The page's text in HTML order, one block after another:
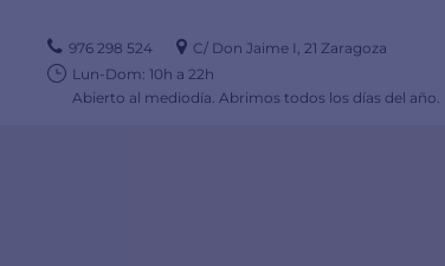
976 298 524
C/ Don Jaime I, 21 Zaragoza
Lun-Dom: 10h a 22h
Abierto al mediodía. Abrimos todos los días del año.